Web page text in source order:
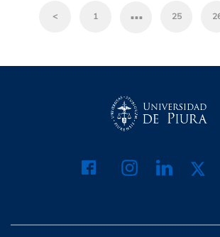
< 1 … 25